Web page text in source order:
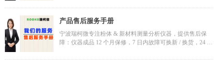
ISO9001 体系标准与公司仪器特性制定方案，使用粉末电阻
率测试仪、四探针测试仪等设备，经预处理、设备校准后测
试，重复 2-3 次确保数据可靠（误差≤0.5%）。
测试完成后编制含原始数据、曲线图表的报告，审核通过后
交付客户。客户 7 日内可反馈疑问，24 小时内获技术响应，
标准更新、批量测试优惠等长期支持，深度适配科研与工业
性化定制传感器、移机辅助等需求，帮用户降本增效。服务
凭正规凭证认定，免责范围清晰，支持合规转让，为用户提
供靠谱的质保后技术保障。
产品售后服务手册
宁波瑞柯微专注粉体 & 新材料测量分析仪器，提供售后保
障：仪器成品 12 个月保修，7 日内故障可换新 / 换货，24 小
试、实操培训及原厂配件供应。支持有偿延保服务，覆盖主